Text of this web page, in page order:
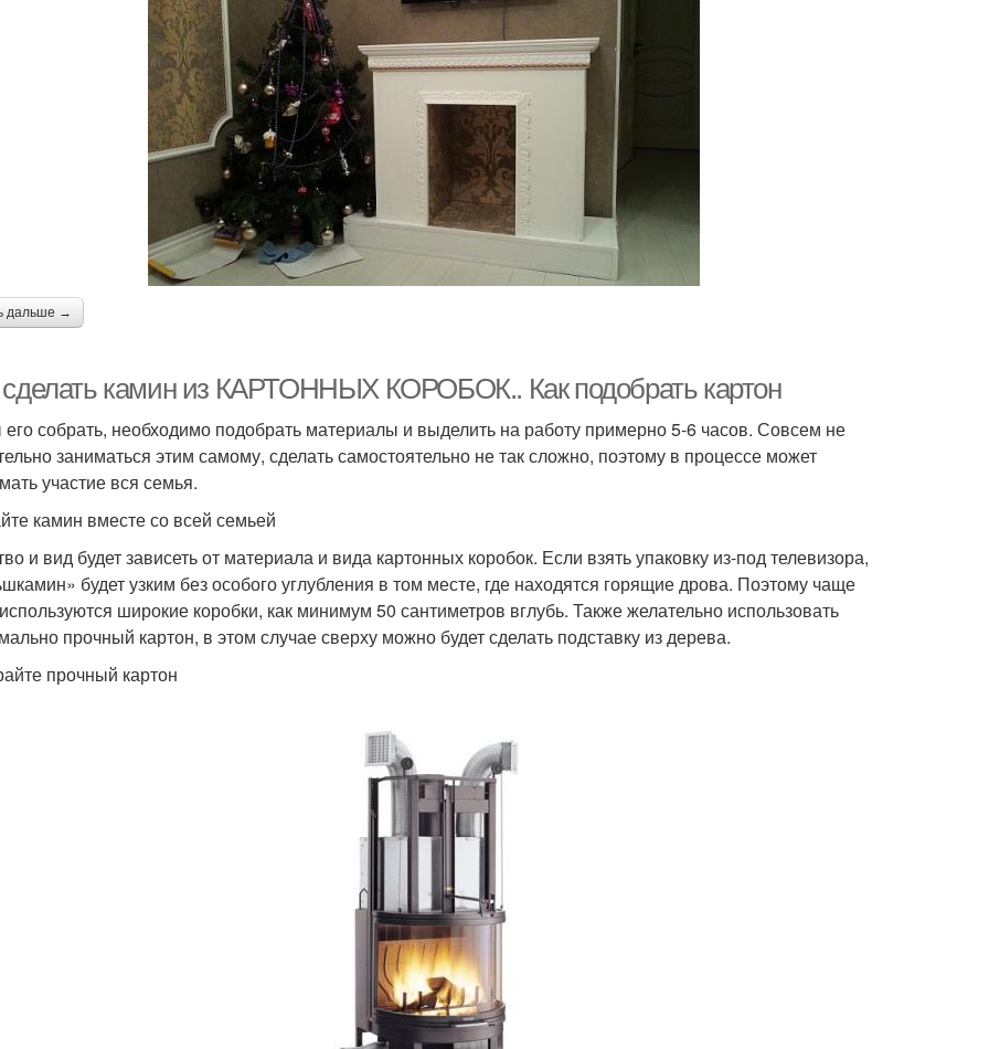
дальше →
камин из КАРТОННЫХ КОРОБОК.. Как подобрать картон
собрать, необходимо подобрать материалы и выделить на работу примерно 5-6 часов. Совсем не
заниматься этим самому, сделать самостоятельно не так сложно, поэтому в процессе может
участие вся семья.
камин вместе со всей семьей
и вид будет зависеть от материала и вида картонных коробок. Если взять упаковку из-под телевизора,
будет узким без особого углубления в том месте, где находятся горящие дрова. Поэтому чаще
широкие коробки, как минимум 50 сантиметров вглубь. Также желательно использовать
прочный картон, в этом случае сверху можно будет сделать подставку из дерева.
прочный картон